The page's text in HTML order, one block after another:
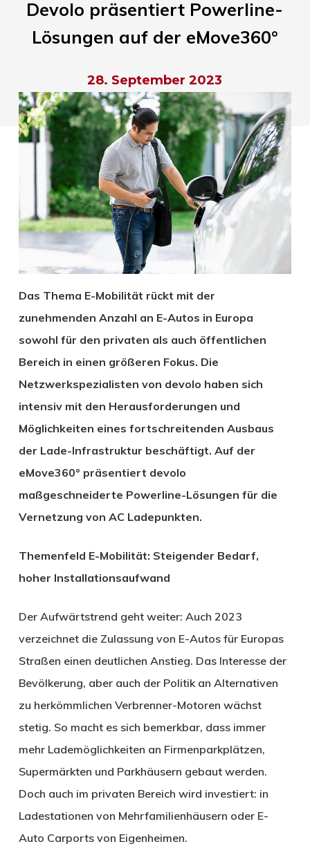
Devolo präsentiert Powerline-
Lösungen auf der eMove360°
28. September 2023
Das Thema E-Mobilität rückt mit der
zunehmenden Anzahl an E-Autos in Europa
sowohl für den privaten als auch öffentlichen
Bereich in einen größeren Fokus. Die
Netzwerkspezialisten von devolo haben sich
intensiv mit den Herausforderungen und
Möglichkeiten eines fortschreitenden Ausbaus
der Lade-Infrastruktur beschäftigt. Auf der
eMove360° präsentiert devolo
maßgeschneiderte Powerline-Lösungen für die
Vernetzung von AC Ladepunkten.
Themenfeld E-Mobilität: Steigender Bedarf,
hoher Installationsaufwand
Der Aufwärtstrend geht weiter: Auch 2023
verzeichnet die Zulassung von E-Autos für Europas
Straßen einen deutlichen Anstieg. Das Interesse der
Bevölkerung, aber auch der Politik an Alternativen
zu herkömmlichen Verbrenner-Motoren wächst
stetig. So macht es sich bemerkbar, dass immer
mehr Lademöglichkeiten an Firmenparkplätzen,
Supermärkten und Parkhäusern gebaut werden.
Doch auch im privaten Bereich wird investiert: in
Ladestationen von Mehrfamilienhäusern oder E-
Auto Carports von Eigenheimen.